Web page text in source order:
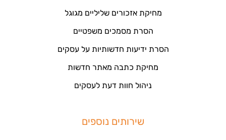
מחיקת אזכורים שליליים מגוגל
הסרת מסמכים משפטיים
הסרת ידיעות חדשותיות על עסקים
מחיקת כתבה מאתר חדשות
ניהול חוות דעת לעסקים
שירותים נוספים